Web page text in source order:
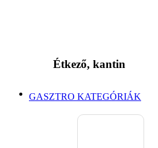
Étkező, kantin
GASZTRO KATEGÓRIÁK